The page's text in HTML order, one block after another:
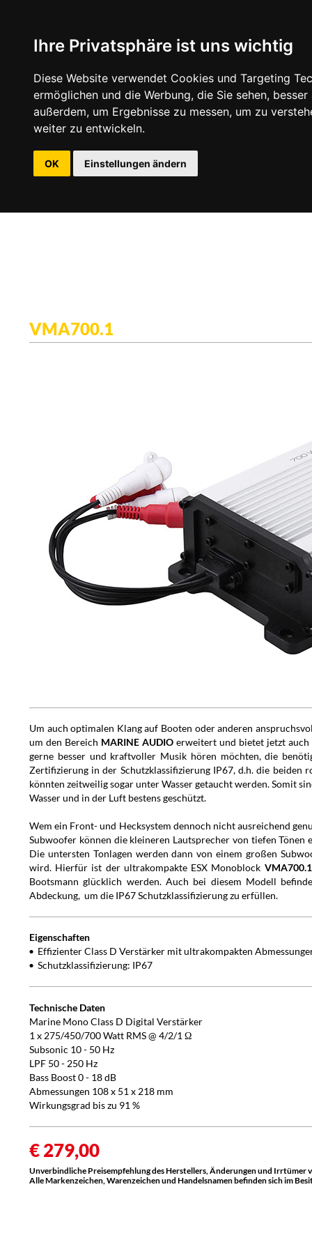
Ihre Privatsphäre ist uns wichtig
Diese Website verwendet Cookies und Targeting
ermöglichen und die Werbung, die Sie sehen,
außerdem, um Ergebnisse zu messen, um zu
weiter zu entwickeln.
OK Einstellungen ändern
VMA700.1
Um auch optimalen Klang auf Booten oder anderen
um den Bereich MARINE AUDIOerweitert und bietet jetzt auch
gerne besser und kraftvoller Musik hören möchten, die
Zertifizierung in der Schutzklassifizierung IP67, d.h. die beiden
könnten zeitweilig sogar unter Wasser getaucht werden. Somit
Wasser und in der Luft bestens geschützt.
Wem ein Front- und Hecksystem dennoch nicht ausreichend
Subwoofer können die kleineren Lautsprecher von tiefen
Die untersten Tonlagen werden dann von einem großen
wird. Hierfür ist der ultrakompakte ESX Monoblock VMA700.1
Bootsmann glücklich werden. Auch bei diesem Modell
Abdeckung, um die IP67 Schutzklassifizierung zu erfüllen.
Eigenschaften
Effizienter Class D Verstärker mit ultrakompakten
Schutzklassifizierung: IP67
Technische Daten
Marine Mono Class D Digital Verstärker
1 x 275/450/700 Watt RMS @ 4/2/1 Ω
Subsonic 10 - 50 Hz
LPF 50 - 250 Hz
Bass Boost 0 - 18 dB
Abmessungen 108 x 51 x 218 mm
Wirkungsgrad bis zu 91 %
€ 279,00
Unverbindliche Preisempfehlung des Herstellers, Änderungen und Irrtümer
Alle Markenzeichen, Warenzeichen und Handelsnamen befinden sich im